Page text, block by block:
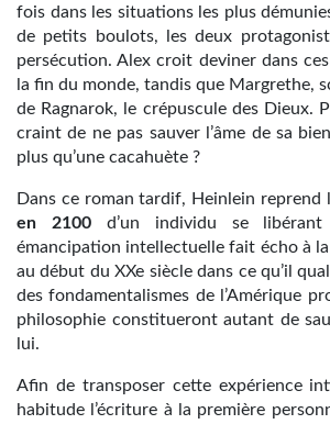
fois dans les situations les plus
de petits boulots, les deux
persécution. Alex croit deviner dans
la fin du monde, tandis que Margrethe,
de Ragnarok, le crépuscule des Dieux.
craint de ne pas sauver l’âme de sa
plus qu’une cacahuète ?
Dans ce roman tardif, Heinlein reprend
en 2100d’un individu se libérant
émancipation intellectuelle fait écho à la
au début du XXe siècle dans ce qu’il
des fondamentalismes de l’Amérique
philosophie constitueront autant de
lui.
Afin de transposer cette expérience
habitude l’écriture à la première